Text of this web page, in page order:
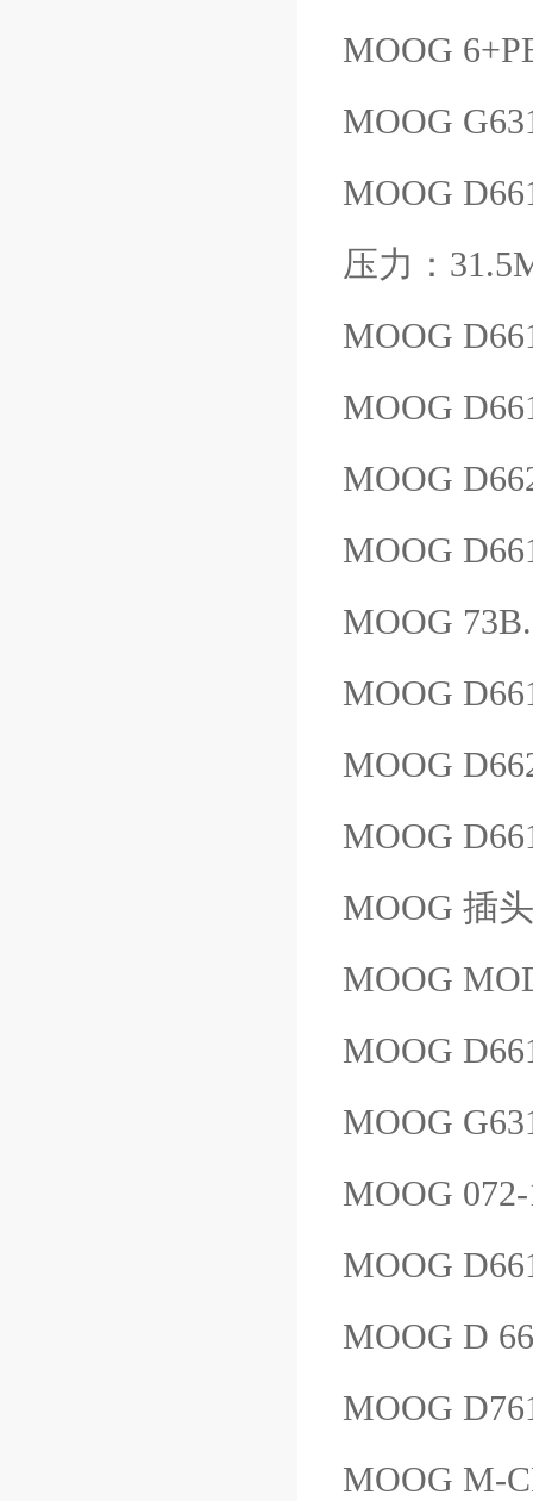
MOOG
MOOG
MOOG
压力：
MOOG
MOOG
MOOG
MOOG
MOOG
MOOG
MOOG
MOOG
MOOG 插
MOOG
MOOG
MOOG
MOOG
MOOG
MOOG D
MOOG
MOOG М-